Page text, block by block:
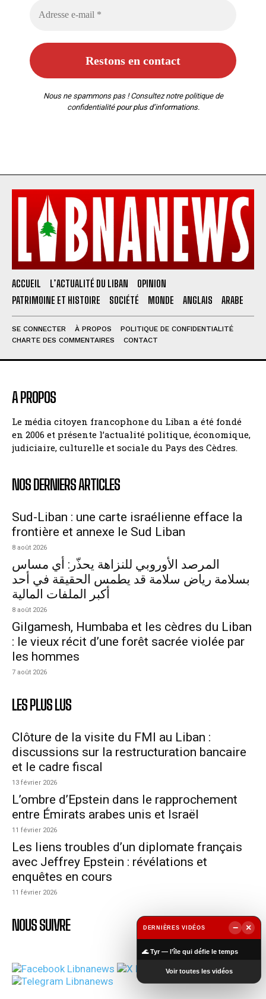
Nous ne spammons pas ! Consultez notre politique de
confidentialitépour plus d’informations.
ACCUEIL L’ACTUALITÉ DU LIBAN
OPINION
PATRIMOINE ET HISTOIRE
SOCIÉTÉ MONDE ANGLAIS ARABE
SE CONNECTER À PROPOS
POLITIQUE DE CONFIDENTIALITÉ
CHARTE DES COMMENTAIRES
CONTACT
A PROPOS
Le média citoyen francophone du Liban a été fondé
en 2006 et présente l’actualité politique, économique,
judiciaire, culturelle et sociale du Pays des Cèdres.
NOS DERNIERS ARTICLES
Sud-Liban : une carte israélienne efface la
frontière et annexe le Sud Liban
8 août 2026
المرصد الأوروبي للنزاهة يحذّر: أي مساس
بسلامة رياض سلامة قد يطمس الحقيقة في أحد
أكبر الملفات المالية
8 août 2026
Gilgamesh, Humbaba et les cèdres du Liban
: le vieux récit d’une forêt sacrée violée par
les hommes
7 août 2026
LES PLUS LUS
Clôture de la visite du FMI au Liban :
discussions sur la restructuration bancaire
et le cadre fiscal
13 février 2026
L’ombre d’Epstein dans le rapprochement
entre Émirats arabes unis et Israël
11 février 2026
Les liens troubles d’un diplomate français
avec Jeffrey Epstein : révélations et
enquêtes en cours
11 février 2026
NOUS SUIVRE DERNIÈRES VIDÉOS −
×
🌊 Tyr — l’île qui défie le temps
Voir toutes les vidéos